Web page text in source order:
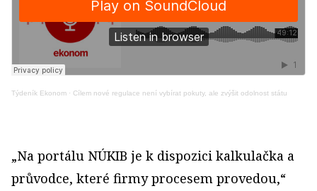
Týdeník Ekonom · Cílem nové regulace není vybírat pokuty, ale zvýšit odolnost státu
„Na portálu NÚKIB je k dispozici kalkulačka a
průvodce, které firmy procesem provedou,“